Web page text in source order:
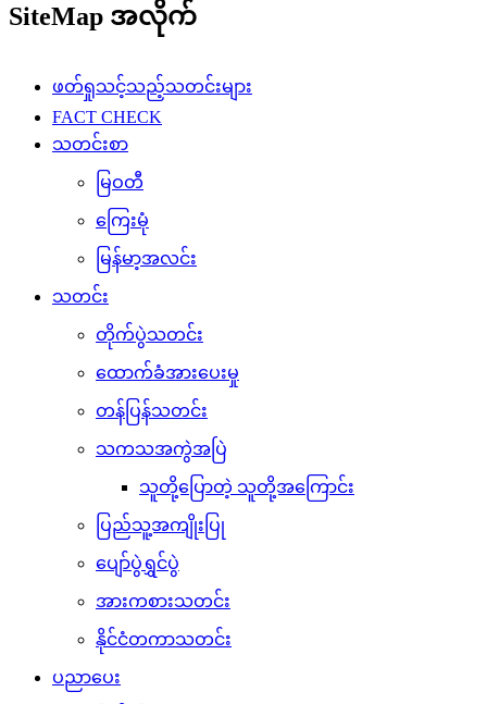
SiteMap အလိုက်
ဖတ်ရှုသင့်သည့်သတင်းများ
FACT CHECK
သတင်းစာ
မြဝတီ
ကြေးမုံ
မြန်မာ့အလင်း
သတင်း
တိုက်ပွဲသတင်း
ထောက်ခံအားပေးမှု
တန်ပြန်သတင်း
သကသအကွဲအပြဲ
သူတို့ပြောတဲ့ သူတို့အကြောင်း
ပြည်သူ့အကျိုးပြု
ပျော်ပွဲရွှင်ပွဲ
အားကစားသတင်း
နိုင်ငံတကာသတင်း
ပညာပေး